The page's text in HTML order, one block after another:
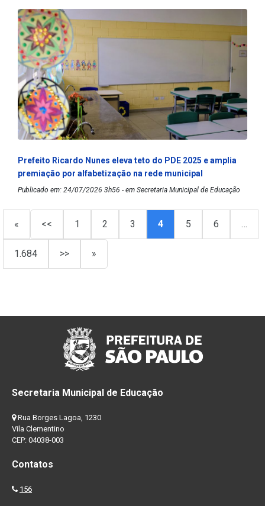
Prefeito Ricardo Nunes eleva teto do PDE 2025 e amplia
premiação por alfabetização na rede municipal
Publicado em: 24/07/2026 3h56 - em Secretaria Municipal de Educação
« << 1 2 3 4 5 6 …
1.684 >> »
Secretaria Municipal de Educação
Rua Borges Lagoa, 1230
Vila Clementino
CEP: 04038-003
Contatos
156